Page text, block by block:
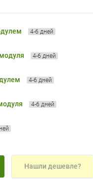
4-6 дней
4-6 дней
4-6 дней
4-6 дней
Нашли дешевле?